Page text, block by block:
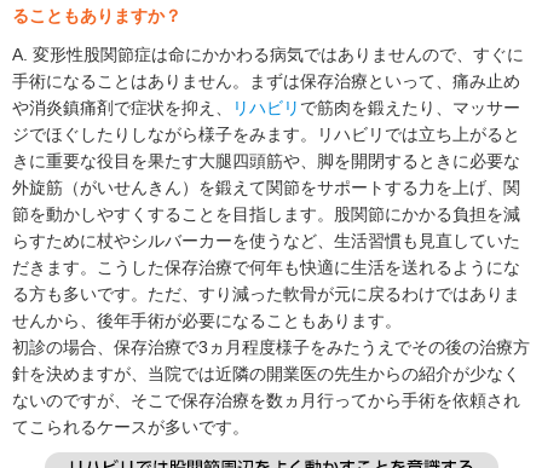
ることもありますか？
A. 変形性股関節症は命にかかわる病気ではありませんので、すぐに
手術になることはありません。まずは保存治療といって、痛み止め
や消炎鎮痛剤で症状を抑え、
リハビリ で筋肉を鍛えたり、マッサー
ジでほぐしたりしながら様子をみます。リハビリでは立ち上がると
きに重要な役目を果たす大腿四頭筋や、脚を開閉するときに必要な
外旋筋（がいせんきん）を鍛えて関節をサポートする力を上げ、関
節を動かしやすくすることを目指します。股関節にかかる負担を減
らすために杖やシルバーカーを使うなど、生活習慣も見直していた
だきます。こうした保存治療で何年も快適に生活を送れるようにな
る方も多いです。ただ、すり減った軟骨が元に戻るわけではありま
せんから、後年手術が必要になることもあります。
初診の場合、保存治療で3ヵ月程度様子をみたうえでその後の治療方
針を決めますが、当院では近隣の開業医の先生からの紹介が少なく
ないのですが、そこで保存治療を数ヵ月行ってから手術を依頼され
てこられるケースが多いです。